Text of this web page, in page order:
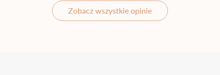
Zobacz wszystkie opinie